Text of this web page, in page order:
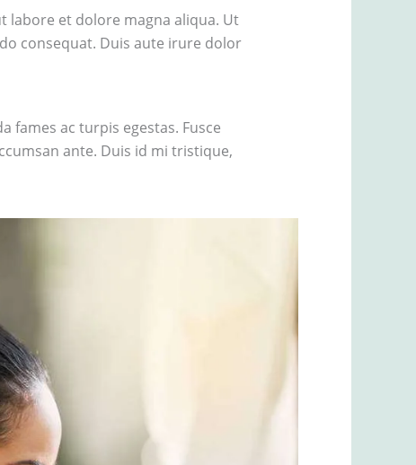
labore et dolore magna aliqua. Ut
consequat. Duis aute irure dolor
fames ac turpis egestas. Fusce
ante. Duis id mi tristique,